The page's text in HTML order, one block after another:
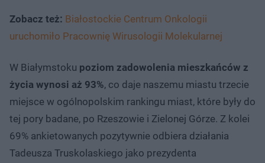
Zobacz też: Białostockie Centrum Onkologii
uruchomiło Pracownię Wirusologii Molekularnej
W Białymstoku poziom zadowolenia mieszkańców z
życia wynosi aż 93%, co daje naszemu miastu trzecie
miejsce w ogólnopolskim rankingu miast, które były do
tej pory badane, po Rzeszowie i Zielonej Górze. Z kolei
69% ankietowanych pozytywnie odbiera działania
Tadeusza Truskolaskiego jako prezydenta